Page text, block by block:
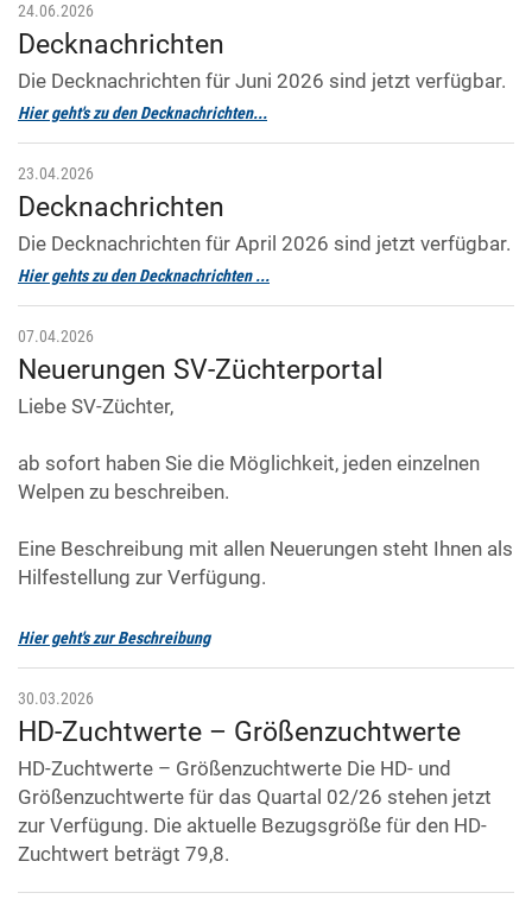
24.06.2026
Decknachrichten
Die Decknachrichten für Juni 2026 sind jetzt verfügbar.
Hier geht's zu den Decknachrichten...
23.04.2026
Decknachrichten
Die Decknachrichten für April 2026 sind jetzt verfügbar.
Hier gehts zu den Decknachrichten ...
07.04.2026
Neuerungen SV-Züchterportal
Liebe SV-Züchter,
ab sofort haben Sie die Möglichkeit, jeden einzelnen
Welpen zu beschreiben.
Eine Beschreibung mit allen Neuerungen steht Ihnen als
Hilfestellung zur Verfügung.
Hier geht's zur Beschreibung
30.03.2026
HD-Zuchtwerte – Größenzuchtwerte
HD-Zuchtwerte – Größenzuchtwerte Die HD- und
Größenzuchtwerte für das Quartal 02/26 stehen jetzt
zur Verfügung. Die aktuelle Bezugsgröße für den HD-
Zuchtwert beträgt 79,8.